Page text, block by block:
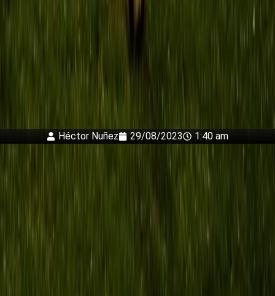
Héctor Nuñez 29/08/2023 1:40 am